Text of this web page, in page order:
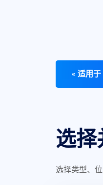
« 适用
选择
选择类型、